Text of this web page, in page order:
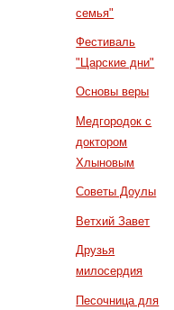
семья"
Фестиваль
"Царские дни"
Основы веры
Медгородок с
доктором
Хлыновым
Советы Доулы
Ветхий Завет
Друзья
милосердия
Песочница для